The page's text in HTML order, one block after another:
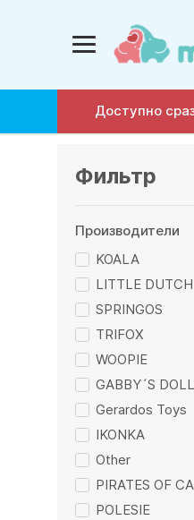
Доступно
Фильтр
Производители
KOALA
LITTLE DUTCH
SPRINGOS
TRIFOX
WOOPIE
GABBY´S
Gerardos Toys
IKONKA
Other
PIRATES OF
POLESIE